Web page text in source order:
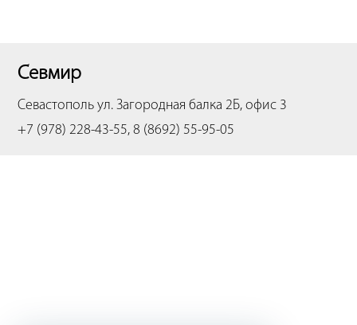
Севмир
Севастополь ул. Загородная балка 2Б, офис 3
+7 (978) 228-43-55, 8 (8692) 55-95-05